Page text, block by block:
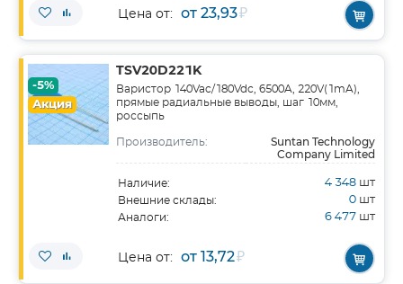
Цена от: от 23,93₽
-5%
Акция
TSV20D221K
Варистор 140Vac/180Vdc, 6500A, 220V(1mA),
прямые радиальные выводы, шаг 10мм,
россыпь
Производитель:
Suntan Technology
Company Limited
Наличие: 4 348 шт
Внешние склады: 0 шт
Аналоги: 6 477 шт
Цена от: от 13,72₽